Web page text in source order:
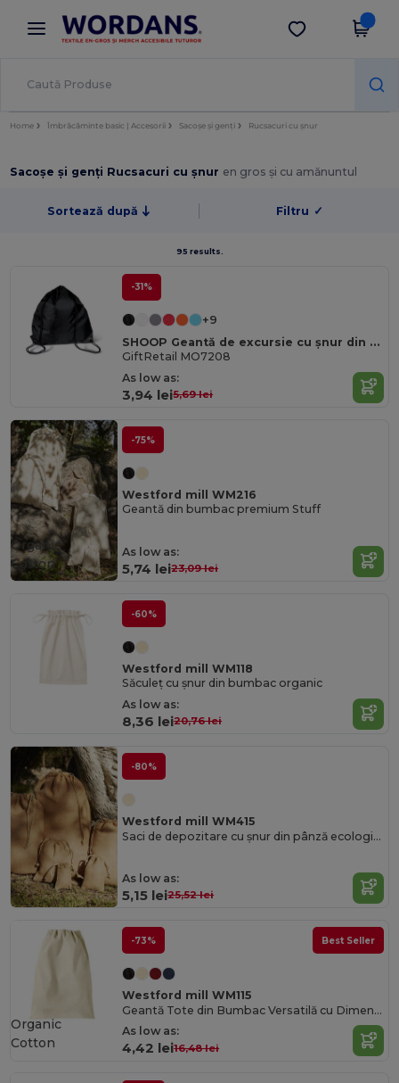
× Aplicația Wordans
Prețuri mai bune în aplicație!
Descarcă app
Home Îmbrăcăminte basic | Accesorii Sacoșe și genți Rucsacuri cu șnur
Sacoșe și genți Rucsacuri cu șnur en gros și cu amănuntul
Sortează după Filtru ✓
95 results.
-31%
+9
SHOOP Geantă de excursie cu șnur din poliester durabil 190T
GiftRetail MO7208
As low as:
3,94 lei5,69 lei
-75%
Westford mill WM216
Geantă din bumbac premium Stuff
As low as:
5,74 lei23,09 lei
Organic
Cotton
-60%
Westford mill WM118
Săculeț cu șnur din bumbac organic
As low as:
8,36 lei20,76 lei
-80%
Westford mill WM415
Saci de depozitare cu șnur din pânză ecologică
As low as:
5,15 lei25,52 lei
-73% Best Seller
Westford mill WM115
Geantă Tote din Bumbac Versatilă cu Dimensiuni Personalizabile
As low as:
4,42 lei16,48 lei
Organic
Cotton